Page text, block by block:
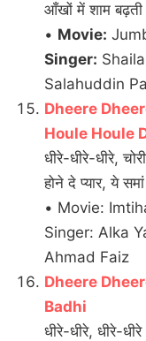
आँखों में शाम बढ़ती
• Movie:
Singer:
Salahuddin
Dheere
Houle Houle
धीरे-धीरे-धीरे,
होने दे प्यार, ये
• Movie:
Singer: Alka
Ahmad Faiz
Dheere
Badhi
धीरे-धीरे, धीरे-